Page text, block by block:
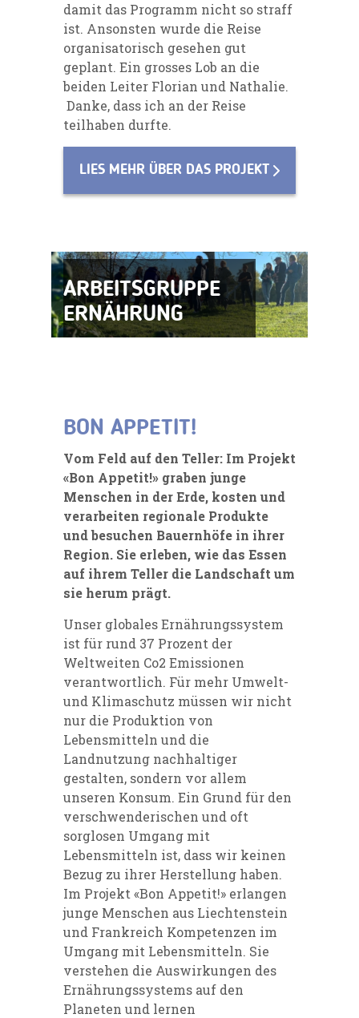
damit das Programm nicht so straff
ist. Ansonsten wurde die Reise
organisatorisch gesehen gut
geplant. Ein grosses Lob an die
beiden Leiter Florian und Nathalie.
Danke, dass ich an der Reise
teilhaben durfte.
LIES MEHR ÜBER DAS PROJEKT
ARBEITSGRUPPE
ERNÄHRUNG
BON APPETIT!
Vom Feld auf den Teller: Im Projekt
«Bon Appetit!» graben junge
Menschen in der Erde, kosten und
verarbeiten regionale Produkte
und besuchen Bauernhöfe in ihrer
Region. Sie erleben, wie das Essen
auf ihrem Teller die Landschaft um
sie herum prägt.
Unser globales Ernährungssystem
ist für rund 37 Prozent der
Weltweiten Co2 Emissionen
verantwortlich. Für mehr Umwelt-
und Klimaschutz müssen wir nicht
nur die Produktion von
Lebensmitteln und die
Landnutzung nachhaltiger
gestalten, sondern vor allem
unseren Konsum. Ein Grund für den
verschwenderischen und oft
sorglosen Umgang mit
Lebensmitteln ist, dass wir keinen
Bezug zu ihrer Herstellung haben.
Im Projekt «Bon Appetit!» erlangen
junge Menschen aus Liechtenstein
und Frankreich Kompetenzen im
Umgang mit Lebensmitteln. Sie
verstehen die Auswirkungen des
Ernährungssystems auf den
Planeten und lernen